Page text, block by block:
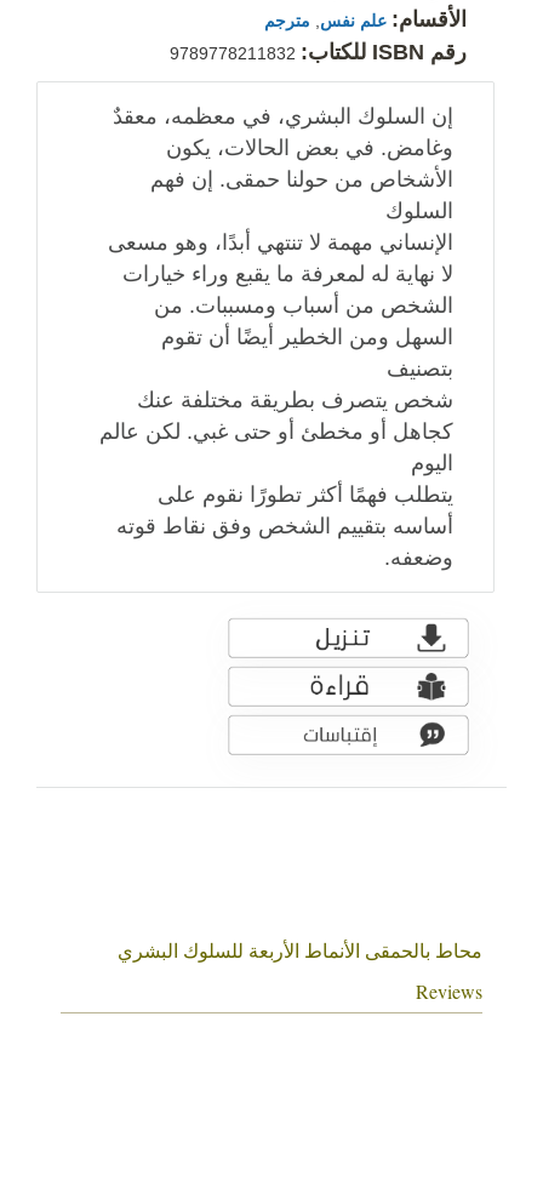
الأقسام: علم نفس مترجم
رقم ISBN للكتاب: 9789778211832
إن السلوك البشري، في معظمه، معقدٌ
وغامض. في بعض الحالات، يكون
الأشخاص من حولنا حمقى. إن فهم
السلوك
الإنساني مهمة لا تنتهي أبدًا، وهو مسعى
لا نهاية له لمعرفة ما يقبع وراء خيارات
الشخص من أسباب ومسببات. من
السهل ومن الخطير أيضًا أن تقوم
بتصنيف
شخص يتصرف بطريقة مختلفة عنك
كجاهل أو مخطئ أو حتى غبي. لكن عالم
اليوم
يتطلب فهمًا أكثر تطورًا نقوم على
أساسه بتقييم الشخص وفق نقاط قوته
وضعفه.
محاط بالحمقى الأنماط الأربعة للسلوك البشري
Reviews